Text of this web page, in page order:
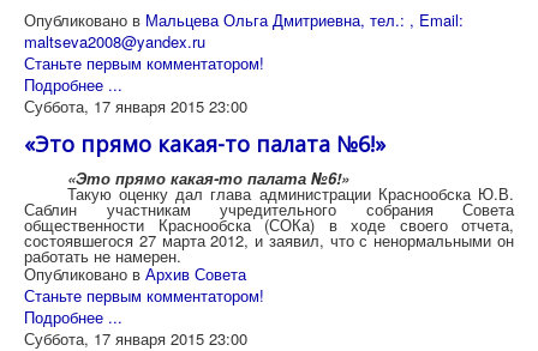
Опубликовано в Мальцева Ольга Дмитриевна, тел.: , Email:
maltseva2008@yandex.ru
Станьте первым комментатором!
Подробнее ...
Суббота, 17 января 2015 23:00
«Это прямо какая-то палата №6!»
«Это прямо какая-то палата №6!»
Такую оценку дал глава администрации Краснообска Ю.В.
Саблин участникам учредительного собрания Совета
общественности Краснообска (СОКа) в ходе своего отчета,
состоявшегося 27 марта 2012, и заявил, что с ненормальными он
работать не намерен.
Опубликовано в Архив Совета
Станьте первым комментатором!
Подробнее ...
Суббота, 17 января 2015 23:00